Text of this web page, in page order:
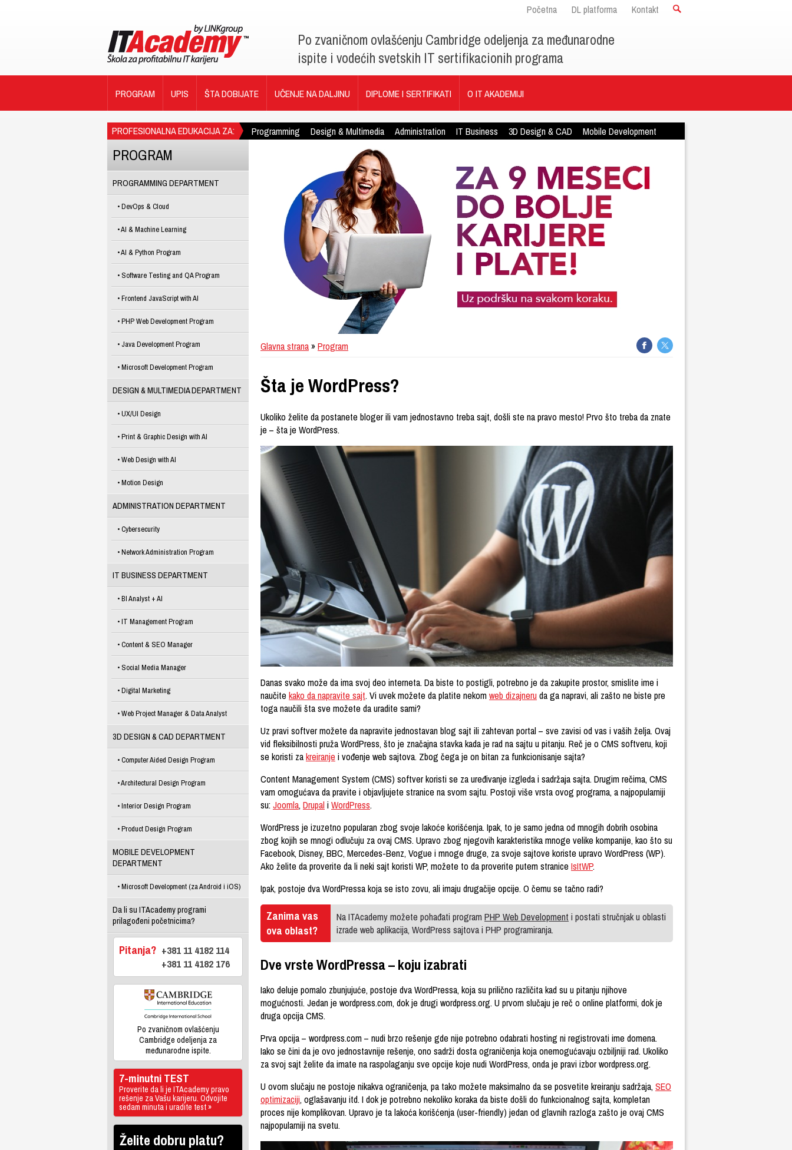
Početna DL platforma Kontakt
Po zvaničnom ovlašćenju Cambridge odeljenja za međunarodne
ispite i vodećih svetskih IT sertifikacionih programa
PROGRAM UPIS ŠTA DOBIJATE UČENJE NA DALJINU DIPLOME I SERTIFIKATI O IT AKADEMIJI
PROFESIONALNA EDUKACIJA ZA: Programming Design & Multimedia Administration IT Business 3D Design & CAD Mobile Development
Glavna strana»Program
Šta je WordPress?
Ukoliko želite da postanete bloger ili vam jednostavno treba sajt, došli ste na pravo mesto! Prvo što treba da znate
je – šta je WordPress.
Danas svako može da ima svoj deo interneta. Da biste to postigli, potrebno je da zakupite prostor, smislite ime i
naučite kako da napravite sajt. Vi uvek možete da platite nekomweb dizajneru da ga napravi, ali zašto ne biste pre
toga naučili šta sve možete da uradite sami?
Uz pravi softver možete da napravite jednostavan blog sajt ili zahtevan portal – sve zavisi od vas i vaših želja. Ovaj
vid fleksibilnosti pruža WordPress, što je značajna stavka kada je rad na sajtu u pitanju. Reč je o CMS softveru, koji
se koristi zakreiranje i vođenje web sajtova. Zbog čega je on bitan za funkcionisanje sajta?
Content Management System (CMS) softver koristi se za uređivanje izgleda i sadržaja sajta. Drugim rečima, CMS
vam omogućava da pravite i objavljujete stranice na svom sajtu. Postoji više vrsta ovog programa, a najpopularniji
su:Joomla, Drupal iWordPress.
WordPress je izuzetno popularan zbog svoje lakoće korišćenja. Ipak, to je samo jedna od mnogih dobrih osobina
zbog kojih se mnogi odlučuju za ovaj CMS. Upravo zbog njegovih karakteristika mnoge velike kompanije, kao što su
Facebook, Disney, BBC, Mercedes-Benz, Vogue i mnoge druge, za svoje sajtove koriste upravo WordPress (WP).
Ako želite da proverite da li neki sajt koristi WP, možete to da proverite putem stranice IsItWP.
Ipak, postoje dva WordPressa koja se isto zovu, ali imaju drugačije opcije. O čemu se tačno radi?
Zanima vas
ova oblast?
Na ITAcademy možete pohađati program PHP Web Development i postati stručnjak u oblasti
izrade web aplikacija, WordPress sajtova i PHP programiranja.
Dve vrste WordPressa – koju izabrati
Iako deluje pomalo zbunjujuće, postoje dva WordPressa, koja su prilično različita kad su u pitanju njihove
mogućnosti. Jedan je wordpress.com, dok je drugi wordpress.org. U prvom slučaju je reč o online platformi, dok je
druga opcija CMS.
Prva opcija – wordpress.com – nudi brzo rešenje gde nije potrebno odabrati hosting ni registrovati ime domena.
Iako se čini da je ovo jednostavnije rešenje, ono sadrži dosta ograničenja koja onemogućavaju ozbiljniji rad. Ukoliko
za svoj sajt želite da imate na raspolaganju sve opcije koje nudi WordPress, onda je pravi izbor wordpress.org.
U ovom slučaju ne postoje nikakva ograničenja, pa tako možete maksimalno da se posvetite kreiranju sadržaja, SEO
optimizaciji, oglašavanju itd. I dok je potrebno nekoliko koraka da biste došli do funkcionalnog sajta, kompletan
proces nije komplikovan. Upravo je ta lakoća korišćenja (user-friendly) jedan od glavnih razloga zašto je ovaj CMS
najpopularniji na svetu.
PROGRAM
PROGRAMMING DEPARTMENT
DevOps & Cloud
AI & Machine Learning
AI & Python Program
Software Testing and QA Program
Frontend JavaScript with AI
PHP Web Development Program
Java Development Program
Microsoft Development Program
DESIGN & MULTIMEDIA DEPARTMENT
UX/UI Design
Print & Graphic Design with AI
Web Design with AI
Motion Design
ADMINISTRATION DEPARTMENT
Cybersecurity
Network Administration Program
IT BUSINESS DEPARTMENT
BI Analyst + AI
IT Management Program
Content & SEO Manager
Social Media Manager
Digital Marketing
Web Project Manager & Data Analyst
3D DESIGN & CAD DEPARTMENT
Computer Aided Design Program
Architectural Design Program
Interior Design Program
Product Design Program
MOBILE DEVELOPMENT
DEPARTMENT
Microsoft Development (za Android i iOS)
Da li su ITAcademy programi
prilagođeni početnicima?
Pitanja? +381 11 4182 114
+381 11 4182 176
Po zvaničnom ovlašćenju
Cambridge odeljenja za
međunarodne ispite.
7-minutni TEST
Proverite da li je ITAcademy pravo
rešenje za Vašu karijeru. Odvojite
sedam minuta i uradite test »
Želite dobru platu?